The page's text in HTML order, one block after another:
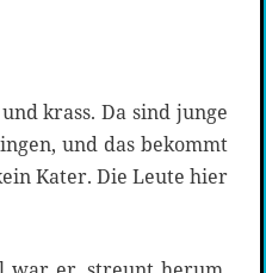
krass. Da sind junge
und das bekommt
Kater. Die Leute hier